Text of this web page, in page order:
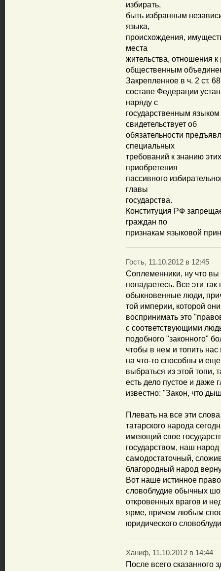
избирать,
быть избранным
языка,
происхождения,
места
жительства, отношения
общественным
Закрепленное в ч. 2 ст.
составе Федерации
наряду с
государственным
свидетельствует об
обязательности
специальных
требований к знанию
приобретения
пассивного
главы
государства.
Конституция РФ
граждан по
признакам языковой
Гость, 11.10.2012 в 12:45
Соплеменники, ну что вы
попадаетесь. Все эти
обыкновенные люди,
той империи, которой
воспринимать это
с соответствующими
подобного "законного"
чтобы в нем и топить
на что-то способны и
выбраться из этой топи,
есть дело пустое и даже
известно: "Закон, что
Плевать на все эти
татарского народа
имеющий свое
государством, наш
самодостаточный,
благородный народ
Вот наше истинное
словоблудие обычных
откровенных врагов и
ярме, причем любым
юридического
Ханиф, 11.10.2012 в 14:44
После всего сказанного